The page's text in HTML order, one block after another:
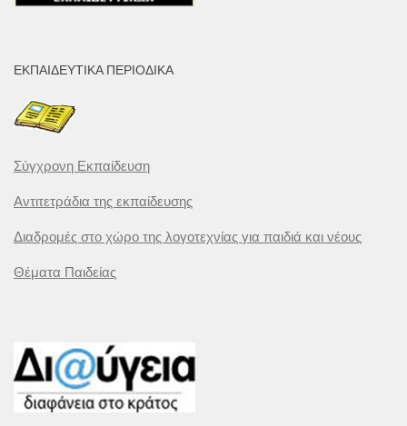
ΕΚΠΑΙΔΕΥΤΙΚΆ ΠΕΡΙΟΔΙΚΆ
Σύγχρονη Εκπαίδευση
Αντιτετράδια της εκπαίδευσης
Διαδρομές στο χώρο της λογοτεχνίας για παιδιά και νέους
Θέματα Παιδείας